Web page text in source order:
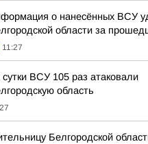
о нанесённых ВСУ
области за
11:27
сутки ВСУ 105 раз атаковали
область
Белгородской